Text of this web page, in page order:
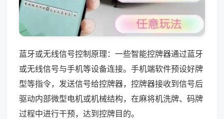
蓝牙或无线信号控制原理：一些智能控牌器通过蓝牙
或无线信号与手机等设备连接。手机端软件预设好牌
型等指令，发送信号给控牌器，控牌器接收到信号后
驱动内部微型电机或机械结构，在麻将机洗牌、码牌
过程中进行干预，达到控牌目的。